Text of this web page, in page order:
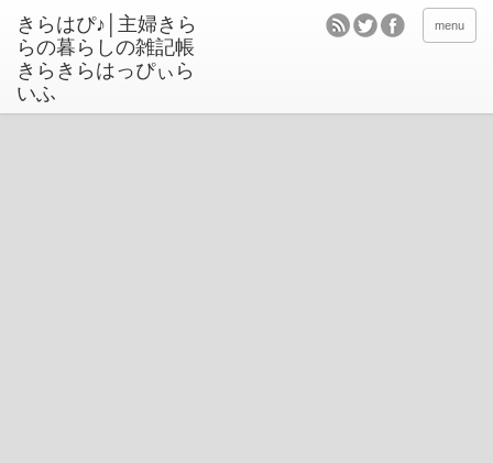
きらはぴ♪│主婦きら
らの暮らしの雑記帳
きらきらはっぴぃら
いふ
menu